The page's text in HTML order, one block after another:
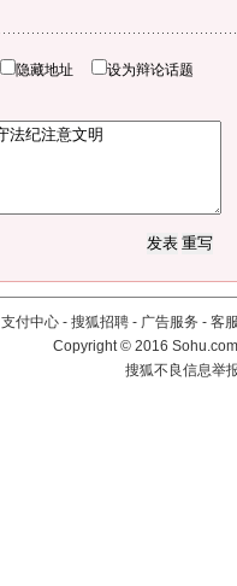
隐藏地址 设为辩论话题
支付中心 - 搜狐招聘 - 广告服务 - 客
Copyright©2016
搜狐不良信息举